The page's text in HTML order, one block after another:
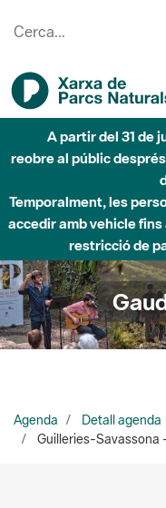
Fins al
Afectacions a la llera
obres de
Agenda
Detall agenda